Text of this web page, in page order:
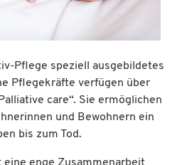
Pflege speziell ausgebildetes
Pflegekräfte verfügen über
care“. Sie ermöglichen
und Bewohnern ein
bis zum Tod.
eine enge Zusammenarbeit